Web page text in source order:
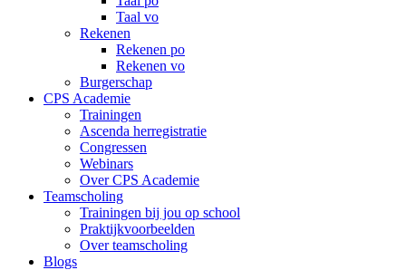
Taal vo
Rekenen
Rekenen po
Rekenen vo
Burgerschap
CPS Academie
Trainingen
Ascenda herregistratie
Congressen
Webinars
Over CPS Academie
Teamscholing
Trainingen bij jou op school
Praktijkvoorbeelden
Over teamscholing
Blogs